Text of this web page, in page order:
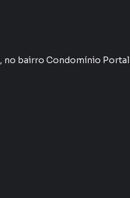
, no bairro Condomínio Portal